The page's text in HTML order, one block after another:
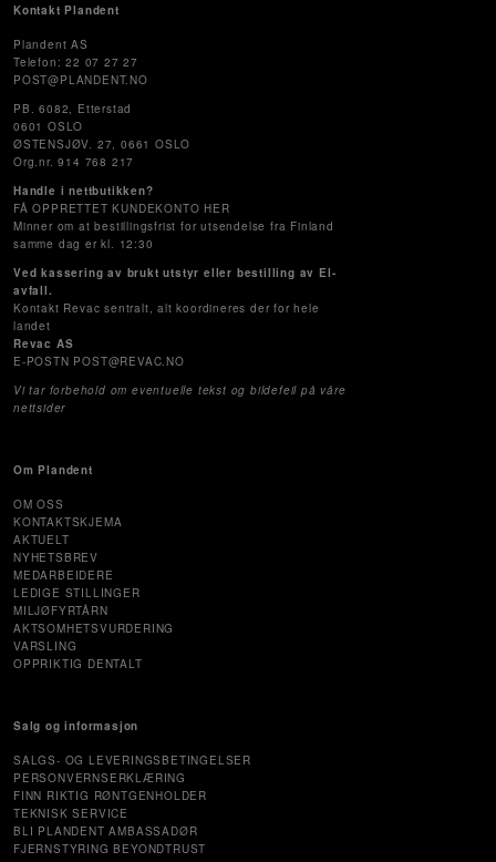
Kontakt Plandent
Plandent AS
Telefon: 22 07 27 27
POST@PLANDENT.NO
PB. 6082, Etterstad
0601 OSLO
ØSTENSJØV. 27, 0661 OSLO
Org.nr. 914 768 217
Handle i nettbutikken?
FÅ OPPRETTET KUNDEKONTO HER
Minner om at bestillingsfrist for utsendelse fra Finland
samme dag er kl. 12:30
Ved kassering av brukt utstyr eller bestilling av El-
avfall.
Kontakt Revac sentralt, alt koordineres der for hele
landet
Revac AS
E-POSTN POST@REVAC.NO
Vi tar forbehold om eventuelle tekst og bildefeil på våre
nettsider
Om Plandent
OM OSS
KONTAKTSKJEMA
AKTUELT
NYHETSBREV
MEDARBEIDERE
LEDIGE STILLINGER
MILJØFYRTÅRN
AKTSOMHETSVURDERING
VARSLING
OPPRIKTIG DENTALT
Salg og informasjon
SALGS- OG LEVERINGSBETINGELSER
PERSONVERNSERKLÆRING
FINN RIKTIG RØNTGENHOLDER
TEKNISK SERVICE
BLI PLANDENT AMBASSADØR
FJERNSTYRING BEYONDTRUST